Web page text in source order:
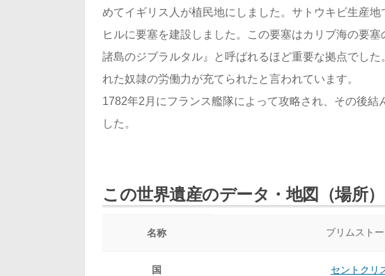
めてイギリス人が植民地にしました。サトウキビ生産
ヒルに要塞を建設しました。この要塞はカリブ海の要
諸島のジブラルタル』と呼ばれるほど重要な拠点でし
れた奴隷の労働力が充てられたと言われています。
1782年2月にフランス艦隊によって攻略され、その後結
した。
この世界遺産のデータ・地図（場所）
名称 ブリムスト
国 セントクリ